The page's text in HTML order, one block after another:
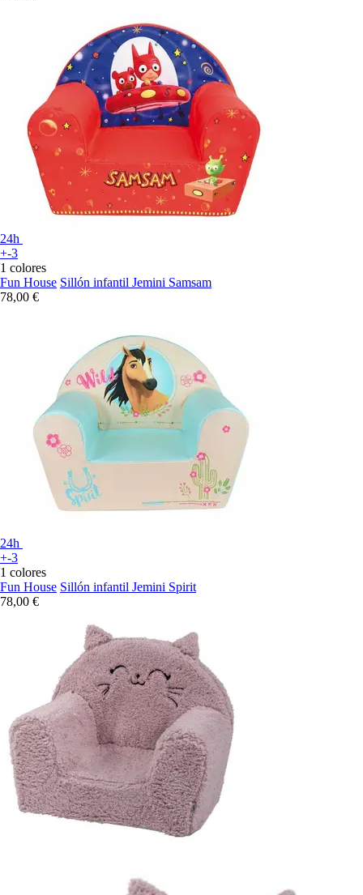
24h
+-3
1 colores
Fun House Sillón infantil Jemini Samsam
78,00 €
24h
+-3
1 colores
Fun House Sillón infantil Jemini Spirit
78,00 €